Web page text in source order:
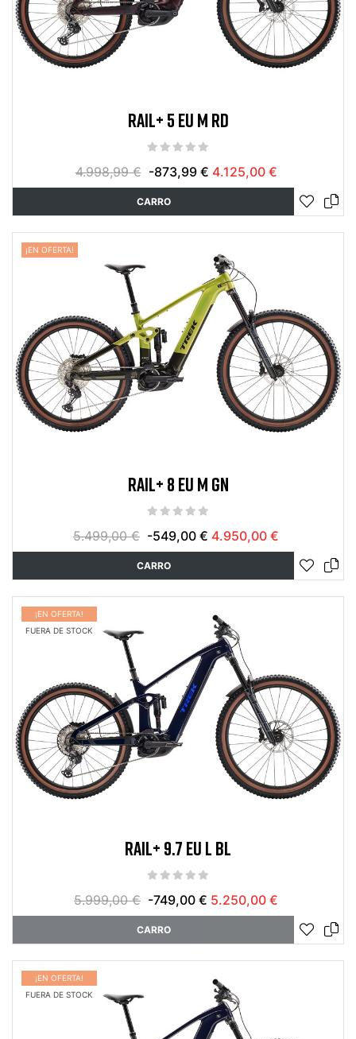
RAIL+ 5 EU M RD
4.998,99 € -873,99 € 4.125,00 €
CARRO
¡EN OFERTA!
RAIL+ 8 EU M GN
5.499,00 € -549,00 € 4.950,00 €
CARRO
¡EN OFERTA!
FUERA DE STOCK
RAIL+ 9.7 EU L BL
5.999,00 € -749,00 € 5.250,00 €
CARRO
¡EN OFERTA!
FUERA DE STOCK